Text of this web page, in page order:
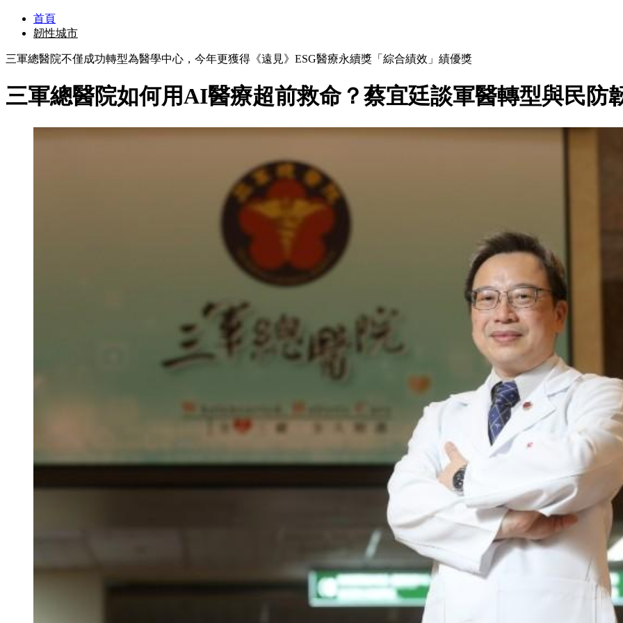
首頁
韌性城市
三軍總醫院不僅成功轉型為醫學中心，今年更獲得《遠見》ESG醫療永續獎「綜合績效」績優獎
三軍總醫院如何用AI醫療超前救命？蔡宜廷談軍醫轉型與民防